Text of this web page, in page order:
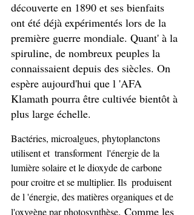
découverte en 1890 et ses bienfaits
ont été déjà expérimentés lors de la
première guerre mondiale. Quant' à la
spiruline, de nombreux peuples la
connaissaient depuis des siècles. On
espère aujourd'hui que l 'AFA
Klamath pourra être cultivée bientôt à
plus large échelle.
Bactéries, microalgues, phytoplanctons
utilisent et  transforment  l'énergie de la
lumière solaire et le dioxyde de carbone
pour croitre et se multiplier. Ils  produisent
de l 'énergie, des matières organiques et de
l'oxygène par photosynthèse. Comme les